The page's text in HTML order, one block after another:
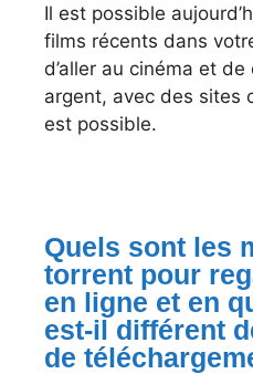
Il est possible
films récents dans
d’aller au cinéma et
argent, avec des sites
est possible.
Quels sont les
torrent pour
en ligne et en
est-il différent
de